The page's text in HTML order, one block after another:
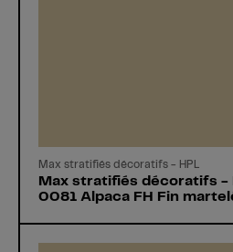
Max stratifiés décoratifs - HPL
Max stratifiés décoratifs -
0081 Alpaca FH Fin